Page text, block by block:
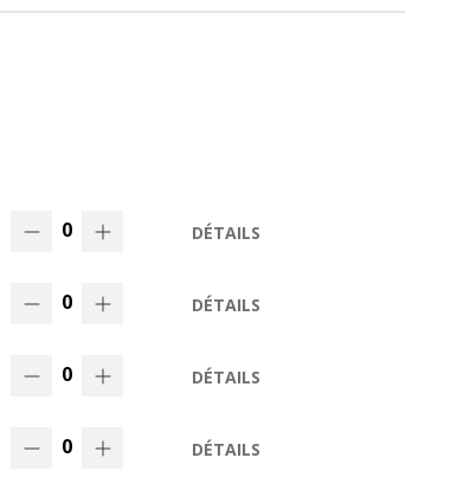
0 DÉTAILS
0 DÉTAILS
0 DÉTAILS
0 DÉTAILS